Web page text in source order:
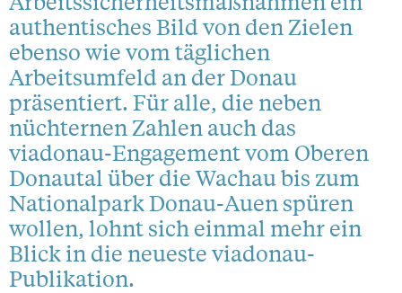
authentisches Bild von den Zielen
ebenso wie vom täglichen
Arbeitsumfeld an der Donau
präsentiert. Für alle, die neben
nüchternen Zahlen auch das
viadonau-Engagement vom Oberen
Donautal über die Wachau bis zum
Nationalpark Donau-Auen spüren
wollen, lohnt sich einmal mehr ein
Blick in die neueste viadonau-
Publikation.